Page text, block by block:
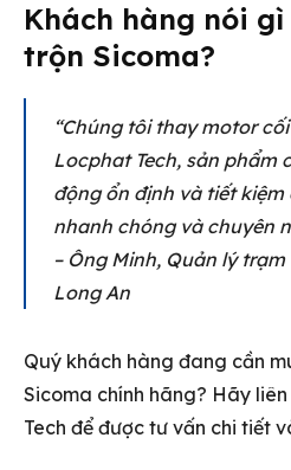
Khách hàng nói
trộn Sicoma?
“Chúng tôi thay motor
Locphat Tech, sản phẩm
động ổn định và tiết kiệm
nhanh chóng và chuyên
– Ông Minh, Quản lý
Long An
Quý khách hàng đang cần
Sicoma chính hãng? Hãy
Tech để được tư vấn chi tiết